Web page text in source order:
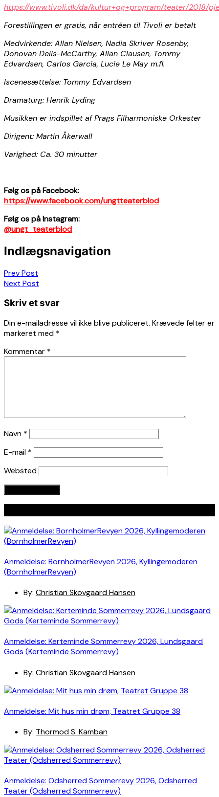
https://www.tivoli.dk/da/kultur+og+program/teater/2018/
Forestillingen er gratis, når entréen til Tivoli er betalt
Medvirkende: Allan Nielsen, Nadia Skriver Rosenby,
Donovan Delis-McCarthy, Allan Clausen, Tommy
Edvardsen, Carlos Garcia, Lucie Le May m.fl.
Iscenesættelse: Tommy Edvardsen
Dramaturg: Henrik Lyding
Musikken er indspillet af Prags Filharmoniske Orkester
Dirigent: Martin Åkerwall
Varighed: Ca. 30 minutter
Følg os på Facebook:
https://www.facebook.com/ungtteaterblod
Følg os på Instagram:
@ungt_teaterblod
Indlægsnavigation
Prev Post
Next Post
Skriv et svar
Din e-mailadresse vil ikke blive publiceret. Krævede felter er
markeret med *
Kommentar *
Navn *
E-mail *
Websted
Anmeldelse: BornholmerRevyen 2026, Kyllingemoderen
(BornholmerRevyen)
By: Christian Skovgaard Hansen
Anmeldelse: Kerteminde Sommerrevy 2026, Lundsgaard
Gods (Kerteminde Sommerrevy)
By: Christian Skovgaard Hansen
Anmeldelse: Mit hus min drøm, Teatret Gruppe 38
By: Thormod S. Kamban
Anmeldelse: Odsherred Sommerrevy 2026, Odsherred
Teater (Odsherred Sommerrevy)